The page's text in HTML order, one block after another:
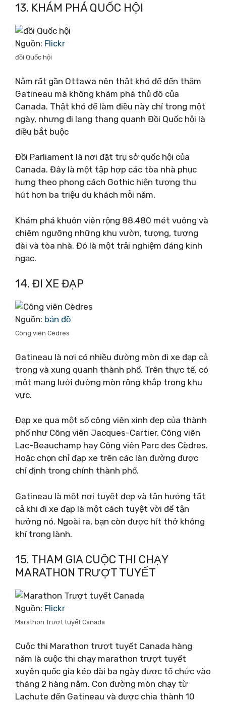
13. KHÁM PHÁ QUỐC HỘI
Nguồn: Flickr
đồi Quốc hội
Nằm rất gần Ottawa nên thật khó để đến thăm
Gatineau mà không khám phá thủ đô của
Canada. Thật khó để làm điều này chỉ trong một
ngày, nhưng đi lang thang quanh Đồi Quốc hội là
điều bắt buộc
Đồi Parliament là nơi đặt trụ sở quốc hội của
Canada. Đây là một tập hợp các tòa nhà phục
hưng theo phong cách Gothic hiện tượng thu
hút hơn ba triệu du khách mỗi năm.
Khám phá khuôn viên rộng 88.480 mét vuông và
chiêm ngưỡng những khu vườn, tượng, tượng
đài và tòa nhà. Đó là một trải nghiệm đáng kinh
ngạc.
14. ĐI XE ĐẠP
Nguồn: bản đồ
Công viên Cèdres
Gatineau là nơi có nhiều đường mòn đi xe đạp cả
trong và xung quanh thành phố. Trên thực tế, có
một mạng lưới đường mòn rộng khắp trong khu
vực.
Đạp xe qua một số công viên xinh đẹp của thành
phố như Công viên Jacques-Cartier, Công viên
Lac-Beauchamp hay Công viên Parc des Cèdres.
Hoặc chọn chỉ đạp xe trên các làn đường được
chỉ định trong chính thành phố.
Gatineau là một nơi tuyệt đẹp và tận hưởng tất
cả khi đi xe đạp là một cách tuyệt vời để tận
hưởng nó. Ngoài ra, bạn còn được hít thở không
khí trong lành.
15. THAM GIA CUỘC THI CHẠY
MARATHON TRƯỢT TUYẾT
Nguồn: Flickr
Marathon Trượt tuyết Canada
Cuộc thi Marathon trượt tuyết Canada hàng
năm là cuộc thi chạy marathon trượt tuyết
xuyên quốc gia kéo dài ba ngày được tổ chức vào
tháng 2 hàng năm. Con đường mòn chạy từ
Lachute đến Gatineau và được chia thành 10